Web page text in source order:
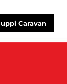
Caravan